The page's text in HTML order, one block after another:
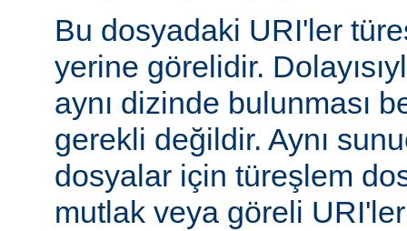
Bu dosyadaki URI'ler
yerine görelidir.
aynı dizinde bulunması
gerekli değildir. Aynı
dosyalar için türeşlem
mutlak veya göreli